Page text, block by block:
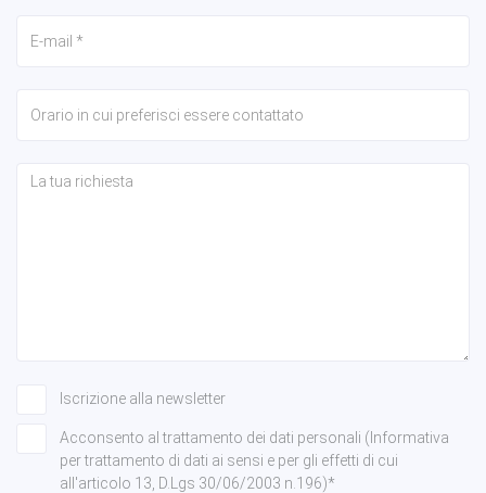
Iscrizione alla newsletter
Acconsento al trattamento dei dati personali (Informativa
per trattamento di dati ai sensi e per gli effetti di cui
all'articolo 13, D.Lgs 30/06/2003 n.196)*